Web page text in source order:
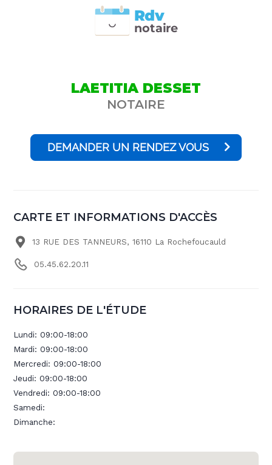
notaire
Rdv
LAETITIA DESSET
NOTAIRE
DEMANDER UN RENDEZ VOUS
CARTE ET INFORMATIONS D'ACCÈS
13 RUE DES TANNEURS, 16110 La Rochefoucauld
05.45.62.20.11
HORAIRES DE L'ÉTUDE
Lundi:09:00-18:00
Mardi:09:00-18:00
Mercredi:09:00-18:00
Jeudi:09:00-18:00
Vendredi:09:00-18:00
Samedi:
Dimanche: